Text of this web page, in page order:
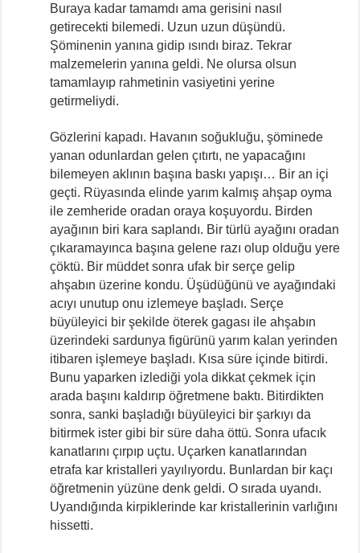
Buraya kadar tamamdı ama gerisini nasıl
getirecekti bilemedi. Uzun uzun düşündü.
Şöminenin yanına gidip ısındı biraz. Tekrar
malzemelerin yanına geldi. Ne olursa olsun
tamamlayıp rahmetinin vasiyetini yerine
getirmeliydi.
Gözlerini kapadı. Havanın soğukluğu, şöminede
yanan odunlardan gelen çıtırtı, ne yapacağını
bilemeyen aklının başına baskı yapışı… Bir an içi
geçti. Rüyasında elinde yarım kalmış ahşap oyma
ile zemheride oradan oraya koşuyordu. Birden
ayağının biri kara saplandı. Bir türlü ayağını oradan
çıkaramayınca başına gelene razı olup olduğu yere
çöktü. Bir müddet sonra ufak bir serçe gelip
ahşabın üzerine kondu. Üşüdüğünü ve ayağındaki
acıyı unutup onu izlemeye başladı. Serçe
büyüleyici bir şekilde öterek gagası ile ahşabın
üzerindeki sardunya figürünü yarım kalan yerinden
itibaren işlemeye başladı. Kısa süre içinde bitirdi.
Bunu yaparken izlediği yola dikkat çekmek için
arada başını kaldırıp öğretmene baktı. Bitirdikten
sonra, sanki başladığı büyüleyici bir şarkıyı da
bitirmek ister gibi bir süre daha öttü. Sonra ufacık
kanatlarını çırpıp uçtu. Uçarken kanatlarından
etrafa kar kristalleri yayılıyordu. Bunlardan bir kaçı
öğretmenin yüzüne denk geldi. O sırada uyandı.
Uyandığında kirpiklerinde kar kristallerinin varlığını
hissetti.